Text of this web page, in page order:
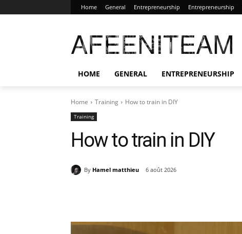
Home General Entrepreneurship Entrepreneurship
AFEENITEAM
HOME GENERAL ENTREPRENEURSHIP
Home Training How to train in DIY
Training
How to train in DIY
By Hamel matthieu 6 août 2026